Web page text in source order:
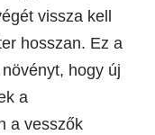
vissza kell
hosszan. Ez a
hogy új
a
a vesszők